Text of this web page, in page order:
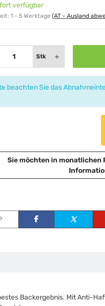
verfügbar
1 - 5 Werktage (AT - Ausland
Stk
beachten Sie das
Sie möchten in monatlichen
Backergebnis. Mit Anti-